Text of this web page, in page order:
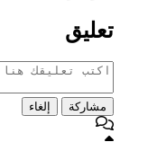
تعليق
مشاركة إلغاء